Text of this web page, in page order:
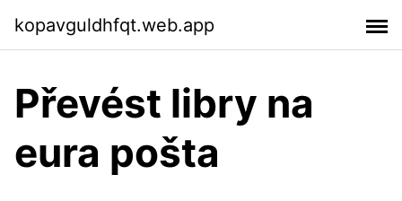
kopavguldhfqt.web.app
Převést libry na
eura pošta